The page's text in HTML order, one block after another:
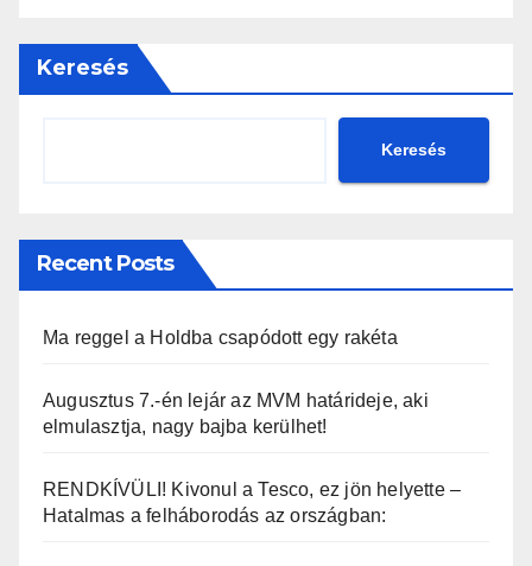
Keresés
Keresés
Recent Posts
Ma reggel a Holdba csapódott egy rakéta
Augusztus 7.-én lejár az MVM határideje, aki
elmulasztja, nagy bajba kerülhet!
RENDKÍVÜLI! Kivonul a Tesco, ez jön helyette –
Hatalmas a felháborodás az országban: